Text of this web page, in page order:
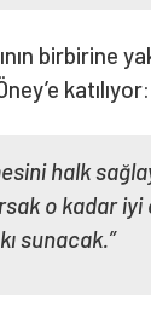
birbirine
katılıyor:
halk
o kadar
sunacak.”